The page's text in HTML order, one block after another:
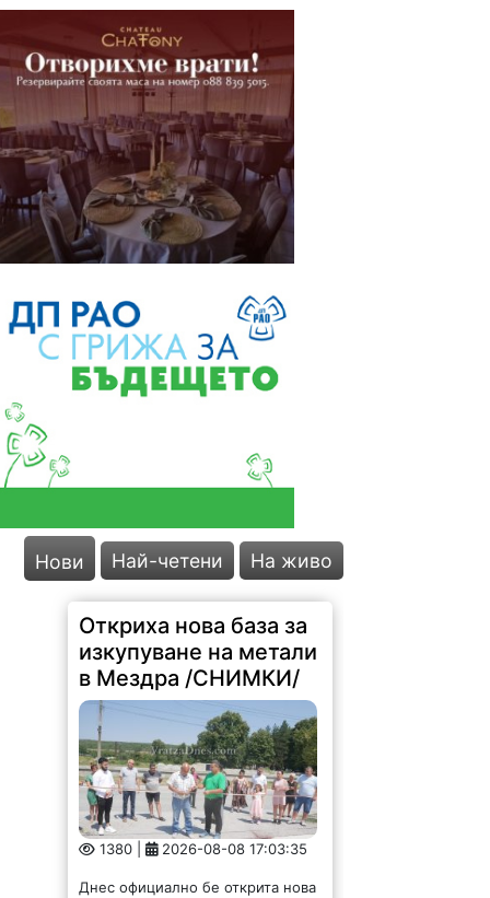
Нови Най-четени На живо
Откриха нова база за
изкупуване на метали
в Мездра /СНИМКИ/
1380 | 2026-08-08 17:03:35
Днес официално бе открита нова